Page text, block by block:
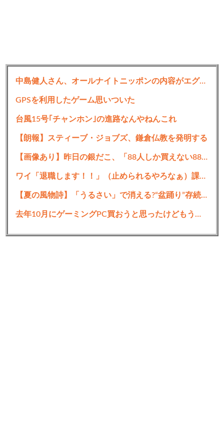
中島健人さん、オールナイトニッポンの内容がエグすぎるｗｗｗｗｗ
GPSを利用したゲーム思いついた
台風15号｢チャンホン｣の進路なんやねんこれ
【朗報】スティーブ・ジョブズ、鎌倉仏教を発明する
【画像あり】昨日の銀だこ、「88人しか買えない88円」に大行列をなす都民コチラｗｗｗｗｗ
ワイ「退職します！！」（止められるやろなぁ）課長「ええで」部長「ええで」
【夏の風物詩】「うるさい」で消える?“盆踊り”存続の危機 会場数は20年で半減 騒音対策で“サイレント盆ダンス”も
去年10月にゲーミングPC買おうと思ったけどもう少し後でいいやで時期逃したらうなぎ登りに値上がりしていった